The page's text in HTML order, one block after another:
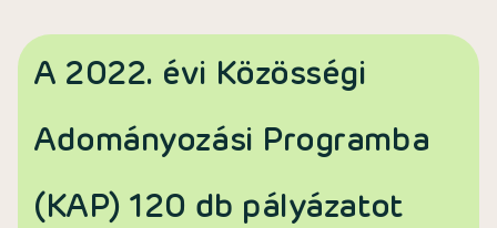
A 2022. évi Közösségi
Adományozási Programba
(KAP) 120 db pályázatot